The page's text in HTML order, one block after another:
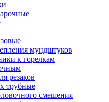
мундштуков
к горелкам
резаков
трубные
смешения